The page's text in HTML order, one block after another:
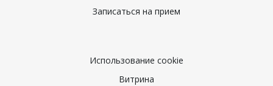
Записаться на прием
Использование cookie
Витрина